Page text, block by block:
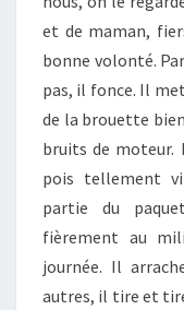
et de maman,
bonne volonté.
pas, il fonce. Il
de la brouette
bruits de moteur.
pois tellement
partie du
fièrement au
journée. Il
autres, il tire et